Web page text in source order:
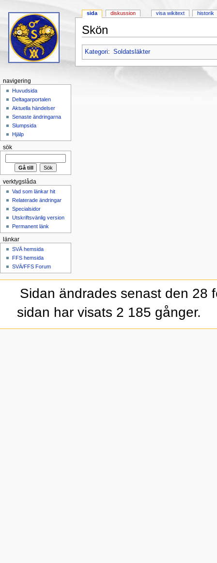
Skön
Kategori: Soldatsläkter
sida diskussion visa wikitext historik
navigering
Huvudsida
Deltagarportalen
Aktuella händelser
Senaste ändringarna
Slumpsida
Hjälp
sök
verktygslåda
Vad som länkar hit
Relaterade ändringar
Specialsidor
Utskriftsvänlig version
Permanent länk
länkar
SVÄ hemsida
FFS hemsida
SVÄ/FFS Forum
Sidan ändrades senast den 28
sidan har visats 2 185 gånger.